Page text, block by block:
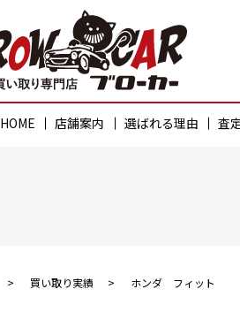
HOME 店舗案内 選ばれる理由 査
買い取り実績 ホンダ フィット